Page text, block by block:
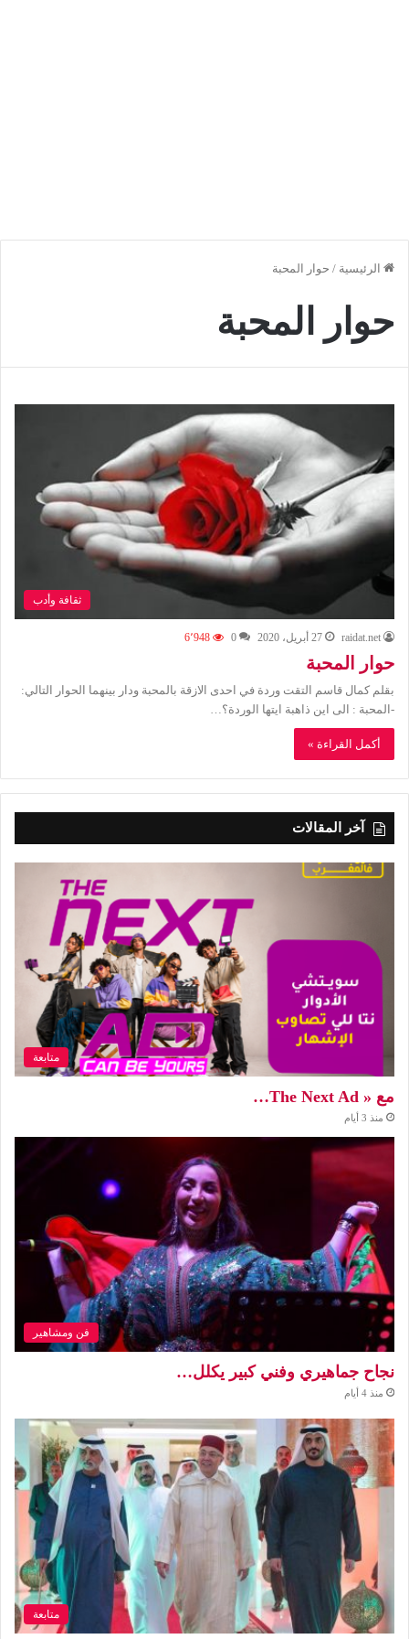
الرئيسية / حوار المحبة
حوار المحبة
ثقافة وأدب
raidat.net 27 أبريل، 2020 0 6٬948
حوار المحبة
بقلم كمال قاسم التقت وردة في احدى الازقة بالمحبة ودار بينهما الحوار التالي:
-المحبة : الى اين ذاهبة ايتها الوردة؟…
أكمل القراءة »
آخر المقالات
متابعة
مع « The Next Ad…
منذ 3 أيام
فن ومشاهير
نجاح جماهيري وفني كبير يكلل…
منذ 4 أيام
متابعة